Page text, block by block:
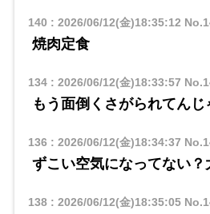
140 : 2026/06/12(金)18:35:12
焼肉定食
134: 2026/06/12(金)18:33:57
もう面倒くさがられてん
136 : 2026/06/12(金)18:34:37
ずこい空気になってない？
138: 2026/06/12(金)18:35:05